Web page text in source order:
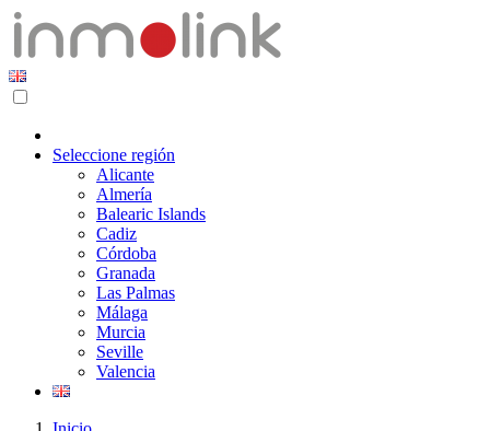
Seleccione región
Alicante
Almería
Balearic Islands
Cadiz
Córdoba
Granada
Las Palmas
Málaga
Murcia
Seville
Valencia